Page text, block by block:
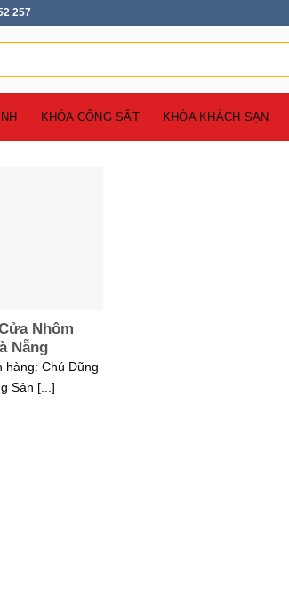
257
KHÓA CỔNG SẮT KHÓA KHÁCH SẠN
Nhôm
Nẵng
hàng: Chú Dũng
Sản [...]